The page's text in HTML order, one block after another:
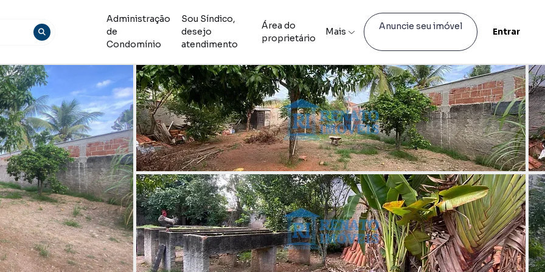
Administração
de
Condomínio
Sou Síndico,
desejo
atendimento
Área do
proprietário
Mais Anuncie seu imóvel Entrar